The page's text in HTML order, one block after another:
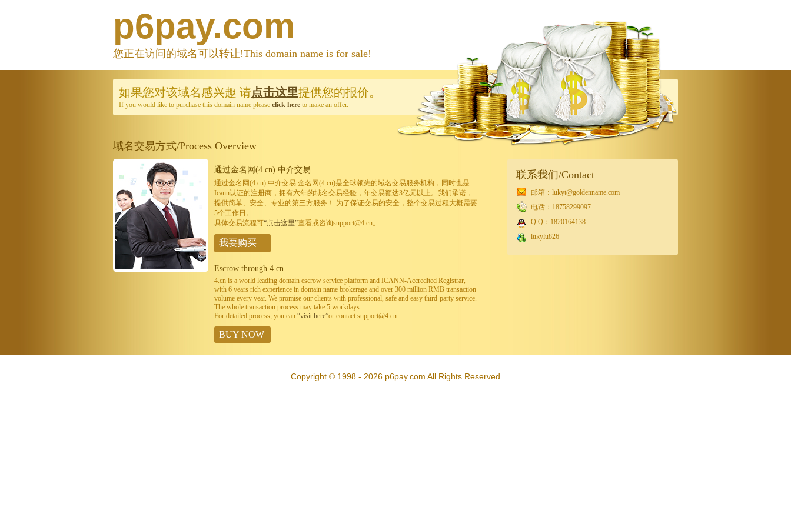
p6pay.com
您正在访问的域名可以转让!This domain name is for sale!
如果您对该域名感兴趣 请点击这里提供您的报价。
If you would like to purchase this domain name please click here to make an offer.
域名交易方式/Process Overview
通过金名网(4.cn) 中介交易
通过金名网(4.cn) 中介交易 金名网(4.cn)是全球领先的域名交易服务机构，同时也是
Icann认证的注册商，拥有六年的域名交易经验，年交易额达3亿元以上。我们承诺，
提供简单、安全、专业的第三方服务！ 为了保证交易的安全，整个交易过程大概需要
5个工作日。
具体交易流程可“点击这里”查看或咨询support@4.cn。
我要购买
Escrow through 4.cn
4.cn is a world leading domain escrow service platform and ICANN-Accredited Registrar,
with 6 years rich experience in domain name brokerage and over 300 million RMB transaction
volume every year. We promise our clients with professional, safe and easy third-party service.
The whole transaction process may take 5 workdays.
For detailed process, you can “visit here”or contact support@4.cn.
BUY NOW
联系我们/Contact
邮箱：lukyt@goldenname.com
电话：18758299097
Q Q：1820164138
lukylu826
Copyright © 1998 - 2026 p6pay.com All Rights Reserved